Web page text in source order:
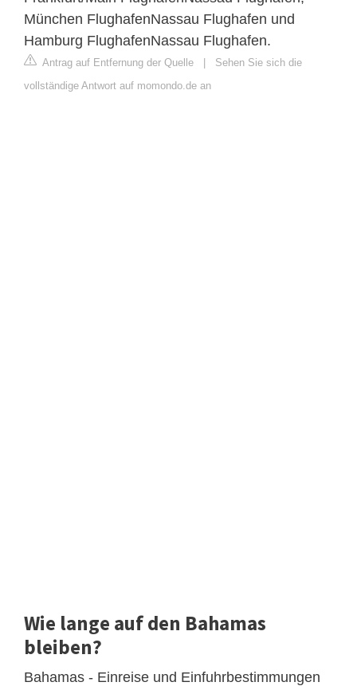
München FlughafenNassau Flughafen und
Hamburg FlughafenNassau Flughafen.
Antrag auf Entfernung der Quelle | Sehen Sie sich die
vollständige Antwort auf momondo.de an
Wie lange auf den Bahamas
bleiben?
Bahamas - Einreise und Einfuhrbestimmungen